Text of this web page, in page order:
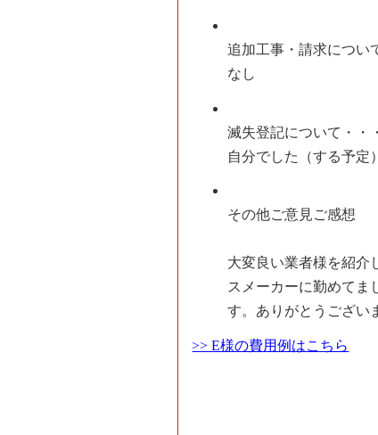
追加工事・請求につい
なし
滅失登記について・・・
自分でした（する予定）
その他ご意見ご感想
大変良い業者様を紹介
スメーカーに勤めてま
す。ありがとうござい
>> E様の費用例はこちら